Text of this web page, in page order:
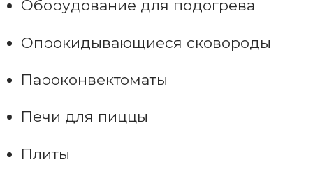
Оборудование для подогрева
Опрокидывающиеся сковороды
Пароконвектоматы
Печи для пиццы
Плиты